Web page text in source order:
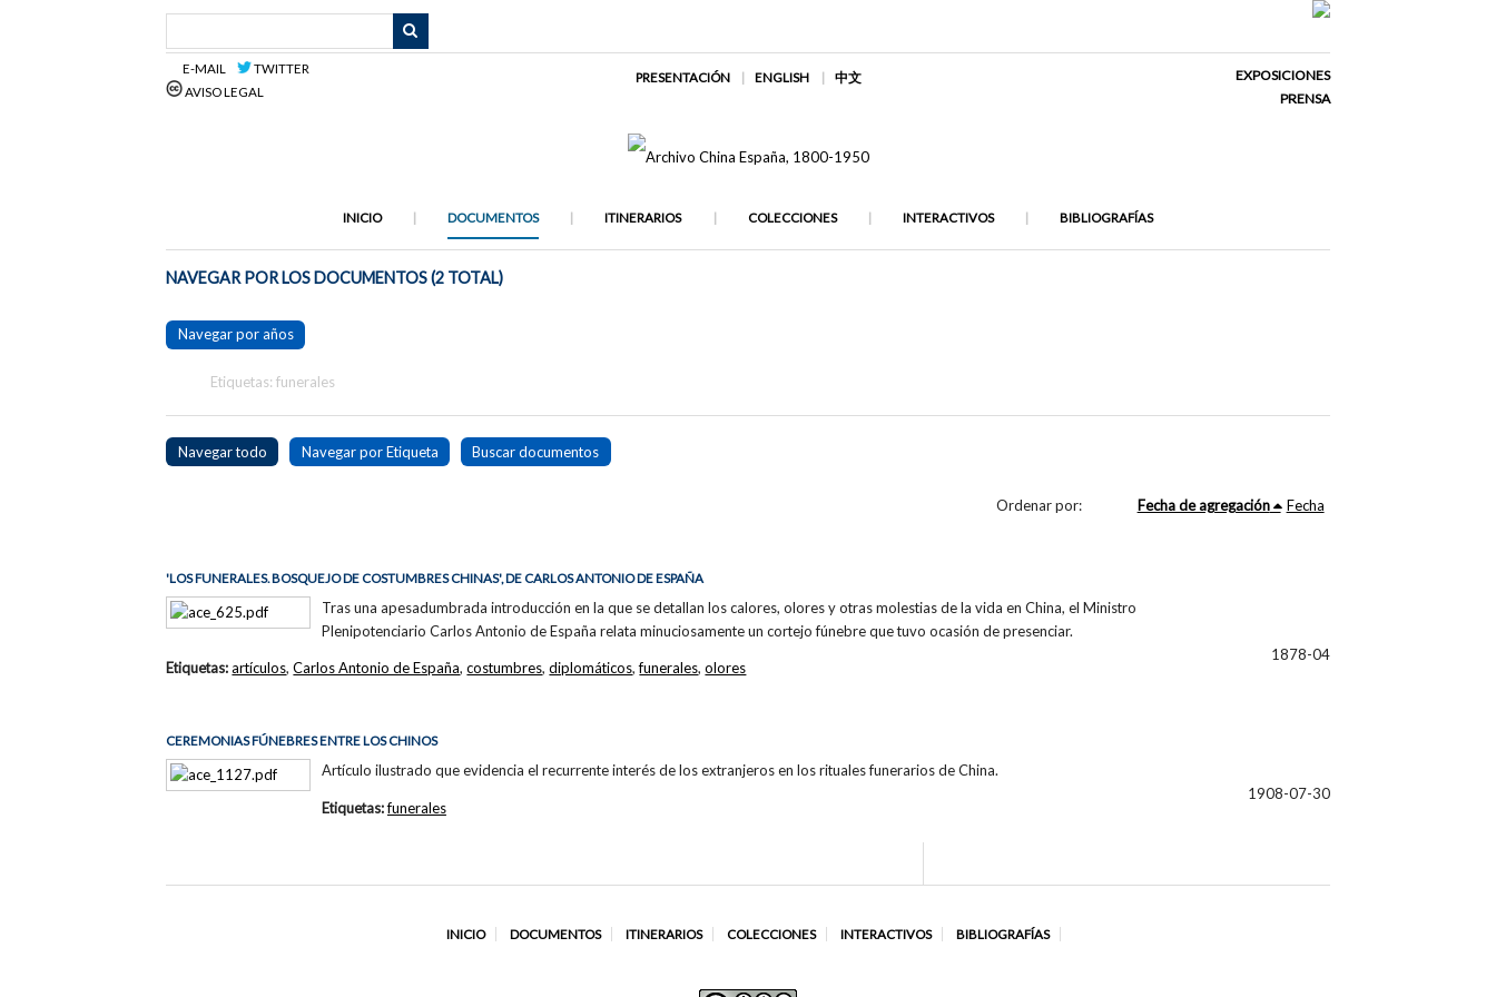
E-MAIL
TWITTER
AVISO LEGAL
PRESENTACIÓN ENGLISH 中文
EXPOSICIONES
PRENSA
INICIO DOCUMENTOS ITINERARIOS COLECCIONES INTERACTIVOS BIBLIOGRAFÍAS
NAVEGAR POR LOS DOCUMENTOS (2 TOTAL)
Navegar por años
Etiquetas: funerales
Navegar todo Navegar por Etiqueta Buscar documentos
Ordenar por: Fecha de agregación Fecha
'LOS FUNERALES. BOSQUEJO DE COSTUMBRES CHINAS', DE CARLOS ANTONIO DE ESPAÑA
Tras una apesadumbrada introducción en la que se detallan los calores, olores y otras molestias de la vida en China, el Ministro
Plenipotenciario Carlos Antonio de España relata minuciosamente un cortejo fúnebre que tuvo ocasión de presenciar.
1878-04
Etiquetas:artículos,Carlos Antonio de España,costumbres,diplomáticos,funerales,olores
CEREMONIAS FÚNEBRES ENTRE LOS CHINOS
Artículo ilustrado que evidencia el recurrente interés de los extranjeros en los rituales funerarios de China.
1908-07-30
Etiquetas:funerales
INICIO DOCUMENTOS ITINERARIOS COLECCIONES INTERACTIVOS BIBLIOGRAFÍAS